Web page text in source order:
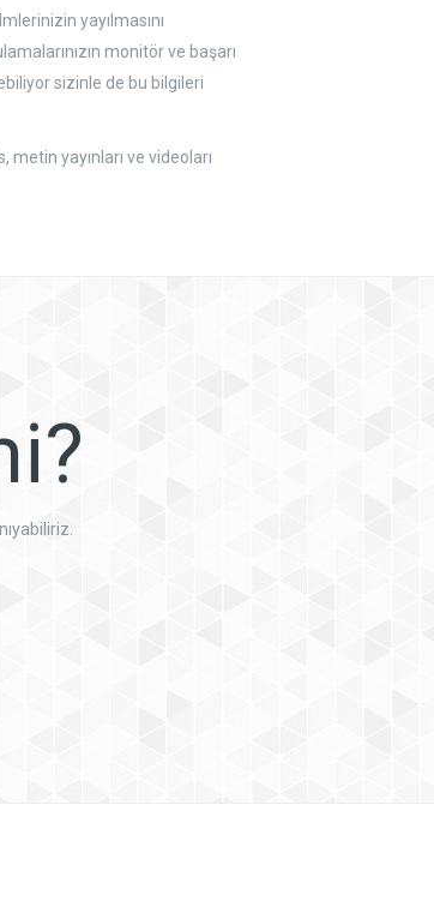
yayılmasını
monitör ve başarı
sizinle de bu bilgileri
yayınları ve videoları